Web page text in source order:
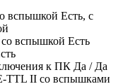
вспышкой Есть, с
вспышкой Есть
к ПК Да / Да
TTL II со вспышками